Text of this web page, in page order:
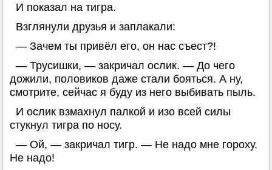
И показал на тигра.
Взглянули друзья и заплакали:
— Зачем ты привёл его, он нас съест?!
— Трусишки, — закричал ослик. — До чего
дожили, половиков даже стали бояться. А ну,
смотрите, сейчас я буду из него выбивать пыль.
И ослик взмахнул палкой и изо всей силы
стукнул тигра по носу.
— Ой, — закричал тигр. — Не надо мне гороху.
Не надо!